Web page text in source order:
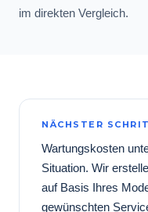
im direkten Vergleich.
NÄCHSTER
Wartungskosten
Situation. Wir
auf Basis Ihres
gewünschten